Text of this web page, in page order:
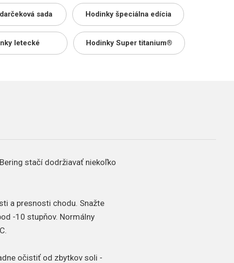
sada Hodinky špeciálna edícia
letecké Hodinky Super titanium®
stačí dodržiavať niekoľko
a presnosti chodu. Snažte
-10 stupňov. Normálny
očistiť od zbytkov soli -